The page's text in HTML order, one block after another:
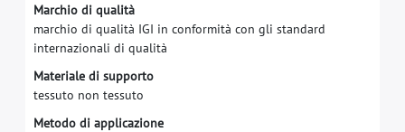
Marchio di qualità
marchio di qualità IGI in conformità con gli standard
internazionali di qualità
Materiale di supporto
tessuto non tessuto
Metodo di applicazione